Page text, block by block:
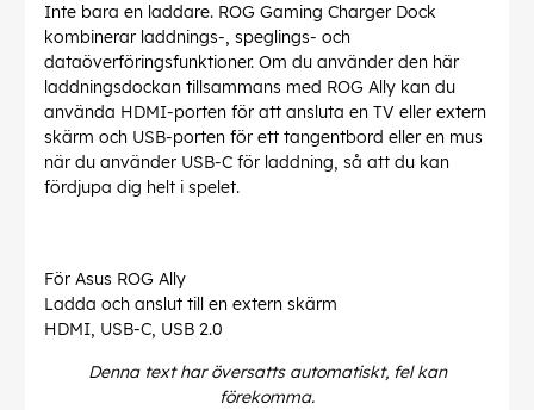
Inte bara en laddare. ROG Gaming Charger Dock
kombinerar laddnings-, speglings- och
dataöverföringsfunktioner. Om du använder den här
laddningsdockan tillsammans med ROG Ally kan du
använda HDMI-porten för att ansluta en TV eller extern
skärm och USB-porten för ett tangentbord eller en mus
när du använder USB-C för laddning, så att du kan
fördjupa dig helt i spelet.
För Asus ROG Ally
Ladda och anslut till en extern skärm
HDMI, USB-C, USB 2.0
Denna text har översatts automatiskt, fel kan
förekomma.